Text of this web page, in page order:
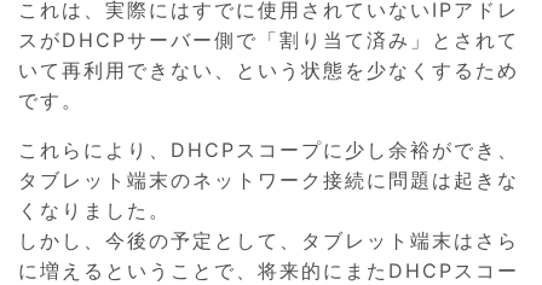
これは、実際にはすでに使用されていないIPアドレ
スがDHCPサーバー側で「割り当て済み」とされて
いて再利用できない、という状態を少なくするため
です。
これらにより、DHCPスコープに少し余裕ができ、
タブレット端末のネットワーク接続に問題は起きな
くなりました。
しかし、今後の予定として、タブレット端末はさら
に増えるということで、将来的にまたDHCPスコー